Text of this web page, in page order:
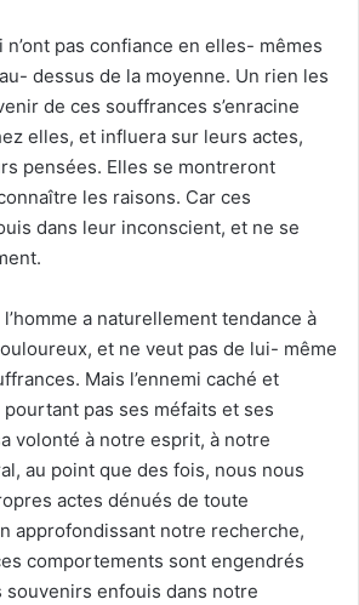
pas confiance en elles- mêmes
dessus de la moyenne. Un rien les
de ces souffrances s’enracine
elles, et influera sur leurs actes,
pensées. Elles se montreront
les raisons. Car ces
dans leur inconscient, et ne se
l’homme a naturellement tendance à
et ne veut pas de lui- même
Mais l’ennemi caché et
pas ses méfaits et ses
volonté à notre esprit, à notre
au point que des fois, nous nous
actes dénués de toute
approfondissant notre recherche,
comportements sont engendrés
enfouis dans notre